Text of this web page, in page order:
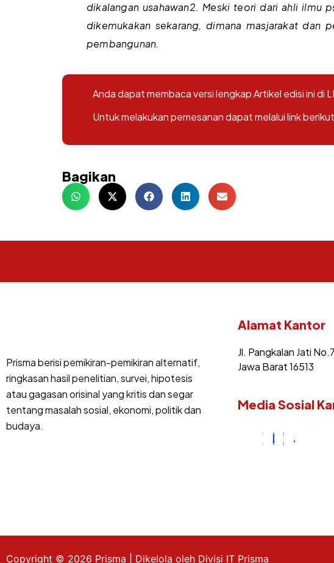
dikalangan usahawan2. Meski teori dari ahli ilmu
dikemukakan sekarang, dimana masjarakat dan
pembangunan.
Anda dapat membaca versi lengkap Artikel edisi ini
Untuk melakukan pemesanan dapat melalui link
Bagikan
Prisma berisi pemikiran-pemikiran alternatif,
ringkasan hasil penelitian, survei, hipotesis
atau gagasan orisinal yang kritis dan segar
tentang masalah sosial, ekonomi, politik dan
budaya.
Alamat Kantor
Jl. Pangkalan Jati
Jawa Barat 16513
Media Sosial
Copyright © 2026 Prisma | Dikelola oleh Divisi IT Prisma